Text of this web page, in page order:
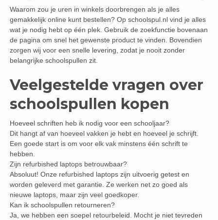
Waarom zou je uren in winkels doorbrengen als je alles
gemakkelijk online kunt bestellen? Op schoolspul.nl vind je alles
wat je nodig hebt op één plek. Gebruik de zoekfunctie bovenaan
de pagina om snel het gewenste product te vinden. Bovendien
zorgen wij voor een snelle levering, zodat je nooit zonder
belangrijke schoolspullen zit.
Veelgestelde vragen over
schoolspullen kopen
Hoeveel schriften heb ik nodig voor een schooljaar?
Dit hangt af van hoeveel vakken je hebt en hoeveel je schrijft.
Een goede start is om voor elk vak minstens één schrift te
hebben.
Zijn refurbished laptops betrouwbaar?
Absoluut! Onze refurbished laptops zijn uitvoerig getest en
worden geleverd met garantie. Ze werken net zo goed als
nieuwe laptops, maar zijn veel goedkoper.
Kan ik schoolspullen retourneren?
Ja, we hebben een soepel retourbeleid. Mocht je niet tevreden